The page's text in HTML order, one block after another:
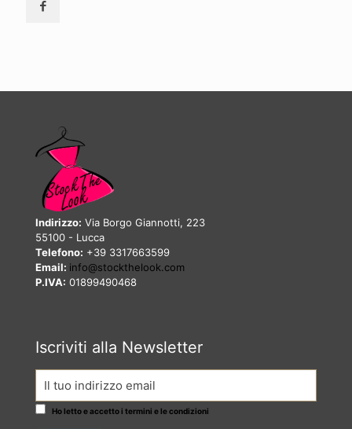
Indirizzo: Via Borgo Giannotti, 223
55100 - Lucca
Telefono: +39 3317663599
Email: info@stockthelook.com
P.IVA: 01899490468
Iscriviti alla Newsletter
Ho letto e accetto i termini e le condizioni